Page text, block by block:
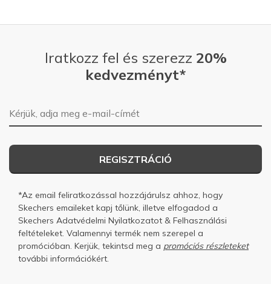
Iratkozz fel és szerezz 20%
kedvezményt*
E-mail-cím
REGISZTRÁCIÓ
*Az email feliratkozással hozzájárulsz ahhoz, hogy
Skechers emaileket kapj tőlünk, illetve elfogadod a
Skechers Adatvédelmi Nyilatkozatot & Felhasználási
feltételeket. Valamennyi termék nem szerepel a
promócióban. Kerjük, tekintsd meg a promóciós részleteket
további információkért.